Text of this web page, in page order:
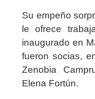
Su empeño
le ofrece
inaugurado en
fueron socias,
Zenobia
Elena Fortún.